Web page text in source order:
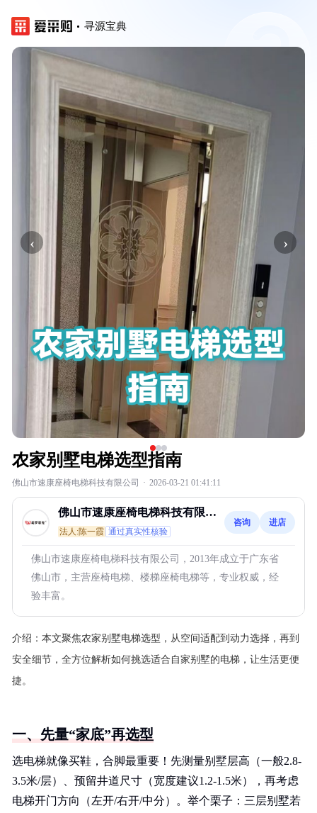
寻源宝典
‹ ›
农家别墅电梯选型指南
佛山市速康座椅电梯科技有限公司 · 2026-03-21 01:41:11
佛山市速康座椅电梯科技有限公
司
法人:陈一霞 通过真实性核验
咨询 进店
佛山市速康座椅电梯科技有限公司，2013年成立于广东省
佛山市，主营座椅电梯、楼梯座椅电梯等，专业权威，经
验丰富。
介绍： 本文聚焦农家别墅电梯选型，从空间适配到动力选择，再到
安全细节，全方位解析如何挑选适合自家别墅的电梯，让生活更便
捷。
一、先量“家底”再选型
选电梯就像买鞋，合脚最重要！先测量别墅层高（一般2.8-
3.5米/层）、预留井道尺寸（宽度建议1.2-1.5米），再考虑
电梯开门方向（左开/右开/中分）。举个栗子：三层别墅若